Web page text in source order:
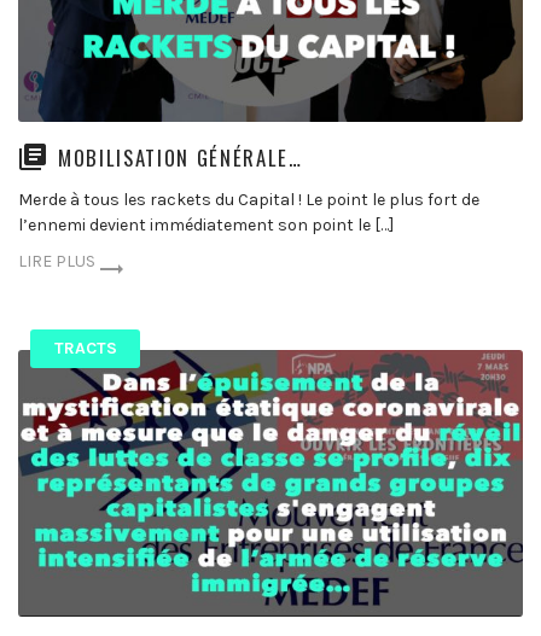
MOBILISATION GÉNÉRALE…
Merde à tous les rackets du Capital ! Le point le plus fort de
l’ennemi devient immédiatement son point le […]
LIRE PLUS
TRACTS